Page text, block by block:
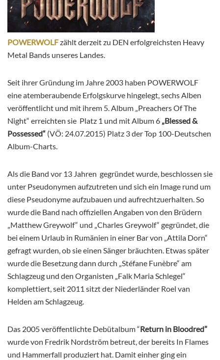
POWERWOLFzählt derzeit zu DEN erfolgreichsten Heavy
Metal Bands unseres Landes.
Seit ihrer Gründung im Jahre 2003 haben POWERWOLF
eine atemberaubende Erfolgskurve hingelegt, sechs Alben
veröffentlicht und mit ihrem 5. Album „Preachers Of The
Night“ erreichten sie Platz 1 und mit Album 6 „Blessed &
Possessed“ (VÖ: 24.07.2015) Platz 3 der Top 100-Deutschen
Album-Charts.
Als die Band vor 13 Jahren gegründet wurde, beschlossen sie
unter Pseudonymen aufzutreten und sich ein Image rund um
diese Pseudonyme aufzubauen und aufrechtzuerhalten. So
wurde die Band nach offiziellen Angaben von den Brüdern
„Matthew Greywolf“ und „Charles Greywolf“ gegründet, die
bei einem Urlaub in Rumänien in einer Bar von „Attila Dorn“
gefragt wurden, ob sie einen Sänger bräuchten. Etwas später
wurde die Besetzung dann durch „Stéfane Funèbre“ am
Schlagzeug und den Organisten „Falk Maria Schlegel“
komplettiert, seit 2011 sitzt der Niederländer Roel van
Helden am Schlagzeug.
Das 2005 veröffentlichte Debütalbum “Return in Bloodred”
wurde von Fredrik Nordström betreut, der bereits In Flames
und Hammerfall produziert hat. Damit einher ging ein